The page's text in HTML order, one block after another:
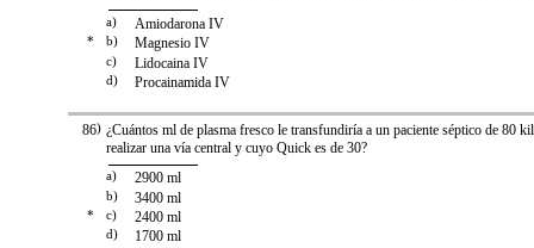
a) Amiodarona IV
* b) Magnesio IV
c) Lidocaina IV
d) Procainamida IV
)
86 ¿Cuántos ml de plasma fresco le transfundiría a un paciente séptico de 80
realizar una vía central y cuyo Quick es de 30?
a) 2900 ml
b) 3400 ml
* c) 2400 ml
d) 1700 ml